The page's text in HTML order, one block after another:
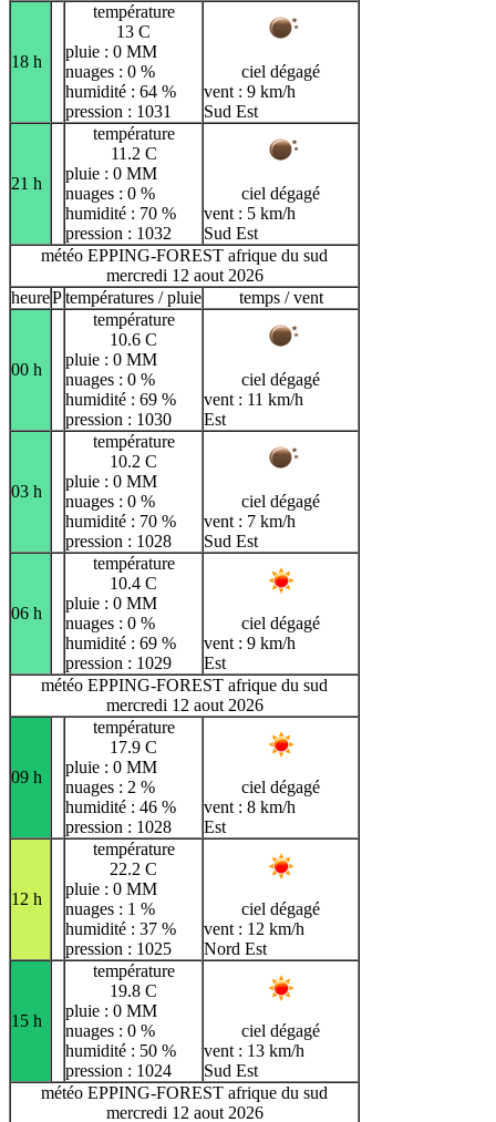
18 h
température
13 C
pluie : 0 MM
nuages : 0 %
humidité : 64 %
pression : 1031
ciel dégagé
vent : 9 km/h
Sud Est
21 h
température
11.2 C
pluie : 0 MM
nuages : 0 %
humidité : 70 %
pression : 1032
ciel dégagé
vent : 5 km/h
Sud Est
météo EPPING-FOREST afrique du sud
mercredi 12 aout 2026
heurePtempératures / pluie temps / vent
00 h
température
10.6 C
pluie : 0 MM
nuages : 0 %
humidité : 69 %
pression : 1030
ciel dégagé
vent : 11 km/h
Est
03 h
température
10.2 C
pluie : 0 MM
nuages : 0 %
humidité : 70 %
pression : 1028
ciel dégagé
vent : 7 km/h
Sud Est
06 h
température
10.4 C
pluie : 0 MM
nuages : 0 %
humidité : 69 %
pression : 1029
ciel dégagé
vent : 9 km/h
Est
météo EPPING-FOREST afrique du sud
mercredi 12 aout 2026
09 h
température
17.9 C
pluie : 0 MM
nuages : 2 %
humidité : 46 %
pression : 1028
ciel dégagé
vent : 8 km/h
Est
12 h
température
22.2 C
pluie : 0 MM
nuages : 1 %
humidité : 37 %
pression : 1025
ciel dégagé
vent : 12 km/h
Nord Est
15 h
température
19.8 C
pluie : 0 MM
nuages : 0 %
humidité : 50 %
pression : 1024
ciel dégagé
vent : 13 km/h
Sud Est
météo EPPING-FOREST afrique du sud
mercredi 12 aout 2026